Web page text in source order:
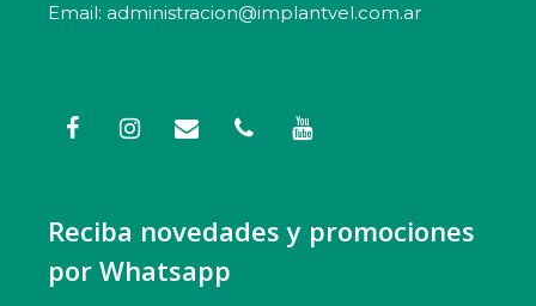
Email: administracion@implantvel.com.ar
Reciba novedades y promociones
por Whatsapp